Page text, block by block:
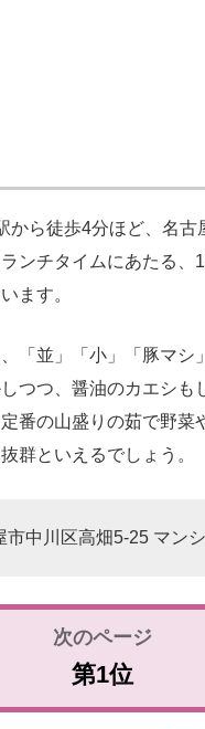
ら徒歩4分ほど、名古
ンチタイムにあたる
ます。
「並」「小」「豚マシ
つつ、醤油のカエシも
番の山盛りの茹で野菜
群といえるでしょう。
市中川区高畑5-25 マン
第1位